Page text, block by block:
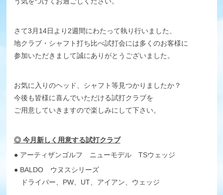
さて3月14日より2週間にわたって執り行いました、
地クラブ・シャフト打ち比べ試打会には多くのお客様に
参加いただきまして誠にありがとうございました。
お気に入りのヘッド、シャフト等見つかりましたか？
今後も皆様に喜んでいただける試打クラブを
ご用意していきますので楽しみにして下さい。
◎ 今月新しく用意する試打クラブ
● アーティザンゴルフ ニューモデル TSウェッジ
● BALDO ウヌスシリーズ
ドライバー、PW、UT、アイアン、ウェッジ